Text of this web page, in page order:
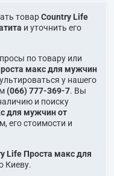
товарCountry Life
и уточнить его
по товару или
макс для мужчин
у нашего
(066) 777-369-7. Вы
и поиску
для мужчин от
его стоимости и
Life Проста макс для
Киеву.